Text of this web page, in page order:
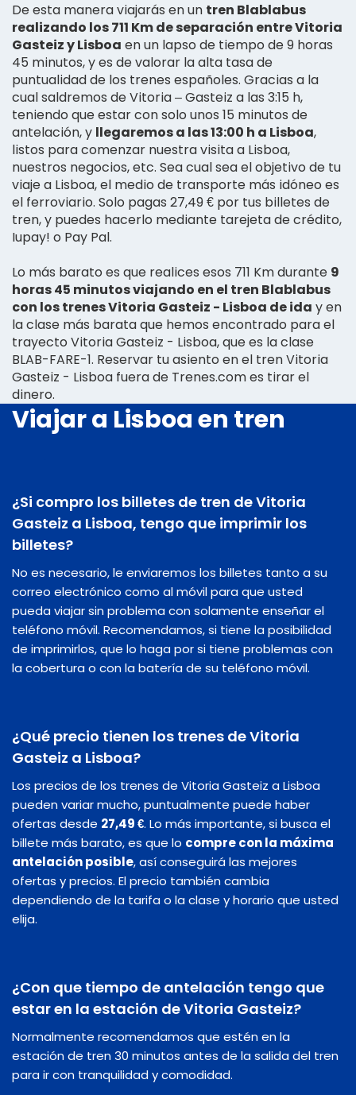
De esta manera viajarás en un tren Blablabus
realizando los 711 Km de separación entre Vitoria
Gasteiz y Lisboa en un lapso de tiempo de 9 horas
45 minutos, y es de valorar la alta tasa de
puntualidad de los trenes españoles. Gracias a la
cual saldremos de Vitoria – Gasteiz a las 3:15 h,
teniendo que estar con solo unos 15 minutos de
antelación, y llegaremos a las 13:00 h a Lisboa,
listos para comenzar nuestra visita a Lisboa,
nuestros negocios, etc. Sea cual sea el objetivo de tu
viaje a Lisboa, el medio de transporte más idóneo es
el ferroviario. Solo pagas 27,49 € por tus billetes de
tren, y puedes hacerlo mediante tarejeta de crédito,
Iupay! o Pay Pal.
Lo más barato es que realices esos 711 Km durante 9
horas 45 minutos viajando en el tren Blablabus
con los trenes Vitoria Gasteiz - Lisboa de ida y en
la clase más barata que hemos encontrado para el
trayecto Vitoria Gasteiz - Lisboa, que es la clase
BLAB-FARE-1. Reservar tu asiento en el tren Vitoria
Gasteiz - Lisboa fuera de Trenes.com es tirar el
dinero.
Viajar a Lisboa en tren
¿Si compro los billetes de tren de Vitoria
Gasteiz a Lisboa, tengo que imprimir los
billetes?
No es necesario, le enviaremos los billetes tanto a su
correo electrónico como al móvil para que usted
pueda viajar sin problema con solamente enseñar el
teléfono móvil. Recomendamos, si tiene la posibilidad
de imprimirlos, que lo haga por si tiene problemas con
la cobertura o con la batería de su teléfono móvil.
¿Qué precio tienen los trenes de Vitoria
Gasteiz a Lisboa?
Los precios de los trenes de Vitoria Gasteiz a Lisboa
pueden variar mucho, puntualmente puede haber
ofertas desde 27,49 €. Lo más importante, si busca el
billete más barato, es que lo compre con la máxima
antelación posible, así conseguirá las mejores
ofertas y precios. El precio también cambia
dependiendo de la tarifa o la clase y horario que usted
elija.
¿Con que tiempo de antelación tengo que
estar en la estación de Vitoria Gasteiz?
Normalmente recomendamos que estén en la
estación de tren 30 minutos antes de la salida del tren
para ir con tranquilidad y comodidad.